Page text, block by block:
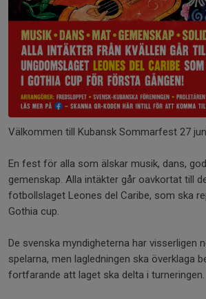
Välkommen till Kubansk Sommarfest 27
En fest för alla som älskar musik, dans,
gemenskap. Alla intäkter går oavkortat till
fotbollslaget Leones del Caribe, som ska
Gothia cup.
De svenska myndigheterna har visserligen
spelarna, men lagledningen ska överklaga
fortfarande att laget ska delta i turneringen.